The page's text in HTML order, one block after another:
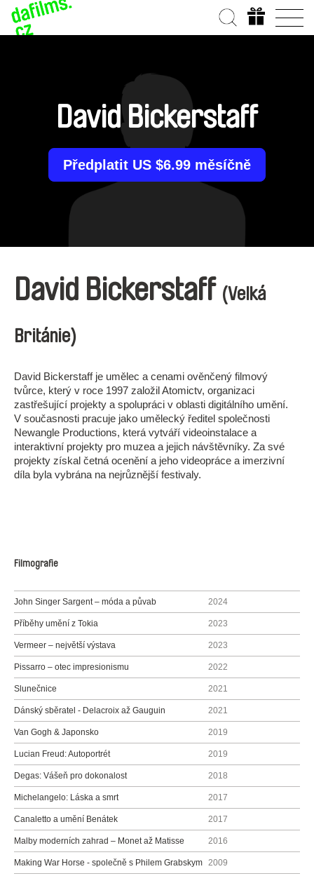
David Bickerstaff
Předplatit US $6.99 měsíčně
David Bickerstaff (Velká
Británie)
David Bickerstaff je umělec a cenami ověnčený filmový
tvůrce, který v roce 1997 založil Atomictv, organizaci
zastřešující projekty a spolupráci v oblasti digitálního umění.
V současnosti pracuje jako umělecký ředitel společnosti
Newangle Productions, která vytváří videoinstalace a
interaktivní projekty pro muzea a jejich návštěvníky. Za své
projekty získal četná ocenění a jeho videopráce a imerzivní
díla byla vybrána na nejrůznější festivaly.
Filmografie
John Singer Sargent – móda a půvab 2024
Příběhy umění z Tokia 2023
Vermeer – největší výstava 2023
Pissarro – otec impresionismu 2022
Slunečnice 2021
Dánský sběratel - Delacroix až Gauguin 2021
Van Gogh & Japonsko 2019
Lucian Freud: Autoportrét 2019
Degas: Vášeň pro dokonalost 2018
Michelangelo: Láska a smrt 2017
Canaletto a umění Benátek 2017
Malby moderních zahrad – Monet až Matisse 2016
Making War Horse - společně s Philem Grabskym 2009